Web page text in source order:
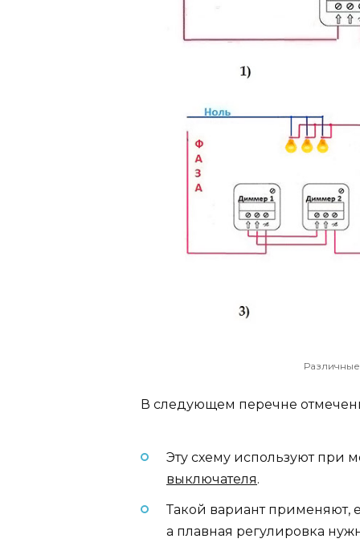
В следующем перечне
Эту схему используют при
выключателя.
Такой вариант применяют,
а плавная регулировка